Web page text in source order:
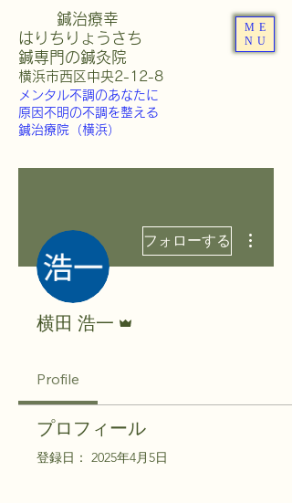
ME
NU
鍼治療幸
はりちりょうさち
​鍼専門の鍼灸院
​横浜市西区中央2-12-8
メンタル不調のあなたに
原因不明の不調を整える
鍼治療院（横浜）
フォローする
横田 浩一
Profile
プロフィール
登録日： 2025年4月5日